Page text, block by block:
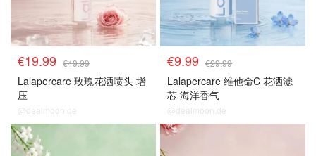
€19.99 €49.99
Lalapercare 玫瑰花洒喷头 增
压
@dealmoon.de
€9.99 €29.99
Lalapercare 维他命C 花洒滤
芯 海洋香气
@dealmoon.de